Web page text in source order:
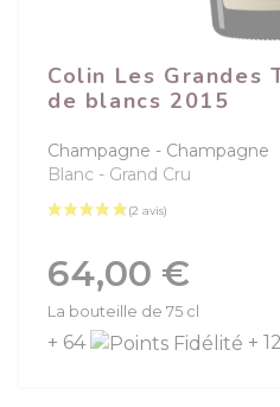
Colin Les Grandes
de blancs 2015
Champagne
Champagne
Blanc
Grand Cru
Prix
64,00 €
La bouteille de 75 cl
+ 64 +